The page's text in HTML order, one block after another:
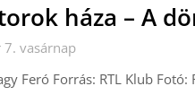
háza – A
vasárnap
Feró Forrás: RTL Klub